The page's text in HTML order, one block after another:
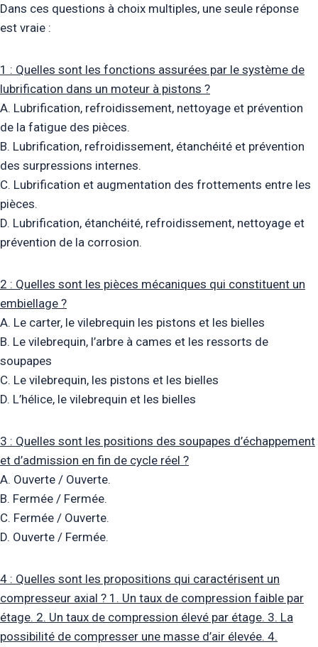
Dans ces questions à choix multiples, une seule réponse
est vraie :
1 : Quelles sont les fonctions assurées par le système de
lubrification dans un moteur à pistons ?
A. Lubrification, refroidissement, nettoyage et prévention
de la fatigue des pièces.
B. Lubrification, refroidissement, étanchéité et prévention
des surpressions internes.
C. Lubrification et augmentation des frottements entre les
pièces.
D. Lubrification, étanchéité, refroidissement, nettoyage et
prévention de la corrosion.
2 : Quelles sont les pièces mécaniques qui constituent un
embiellage ?
A. Le carter, le vilebrequin les pistons et les bielles
B. Le vilebrequin, l’arbre à cames et les ressorts de
soupapes
C. Le vilebrequin, les pistons et les bielles
D. L’hélice, le vilebrequin et les bielles
3 : Quelles sont les positions des soupapes d’échappement
et d’admission en fin de cycle réel ?
A. Ouverte / Ouverte.
B. Fermée / Fermée.
C. Fermée / Ouverte.
D. Ouverte / Fermée.
4 : Quelles sont les propositions qui caractérisent un
compresseur axial ? 1. Un taux de compression faible par
étage. 2. Un taux de compression élevé par étage. 3. La
possibilité de compresser une masse d’air élevée. 4.